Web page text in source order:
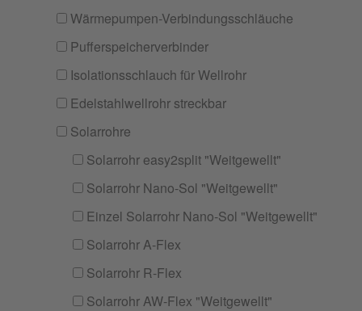
Wärmepumpen-Verbindungsschläuche
Pufferspeicherverbinder
Isolationsschlauch für Wellrohr
Edelstahlwellrohr streckbar
Solarrohre
Solarrohr easy2split "Weitgewellt"
Solarrohr Nano-Sol "Weitgewellt"
Einzel Solarrohr Nano-Sol "Weitgewellt"
Solarrohr A-Flex
Solarrohr R-Flex
Solarrohr AW-Flex "Weitgewellt"